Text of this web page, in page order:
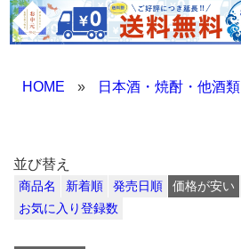
HOME » 日本酒・焼酎・他酒類
並び替え
商品名 新着順 発売日順 価格が安い
お気に入り登録数